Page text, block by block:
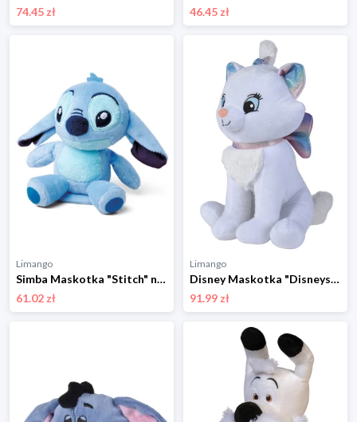
74.45 zł
46.45 zł
Limango
Simba Maskotka "Stitch" na ramię - 0+ rozmiar: onesize
61.02 zł
Limango
Disney Maskotka "Disneys Aristocats" - 0+ rozmiar: onesize
91.99 zł